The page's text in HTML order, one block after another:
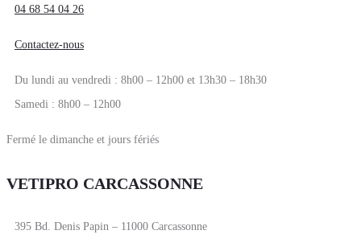
04 68 54 04 26
Contactez-nous
Du lundi au vendredi : 8h00 – 12h00 et 13h30 – 18h30
Samedi : 8h00 – 12h00
Fermé le dimanche et jours fériés
VETIPRO CARCASSONNE
395 Bd. Denis Papin – 11000 Carcassonne